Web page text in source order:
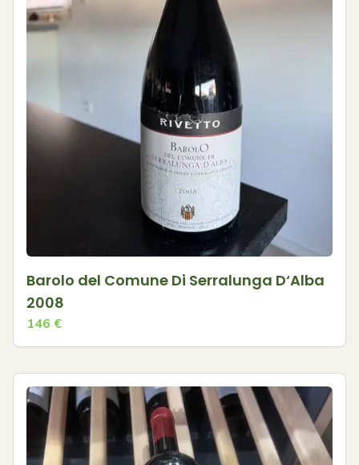
Barolo del Comune Di Serralunga D‘Alba
2008
146 €